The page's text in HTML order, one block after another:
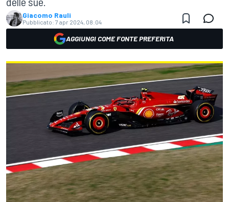
Giacomo Rauli
Pubblicato: 7 apr 2024, 08:04
AGGIUNGI COME FONTE PREFERITA